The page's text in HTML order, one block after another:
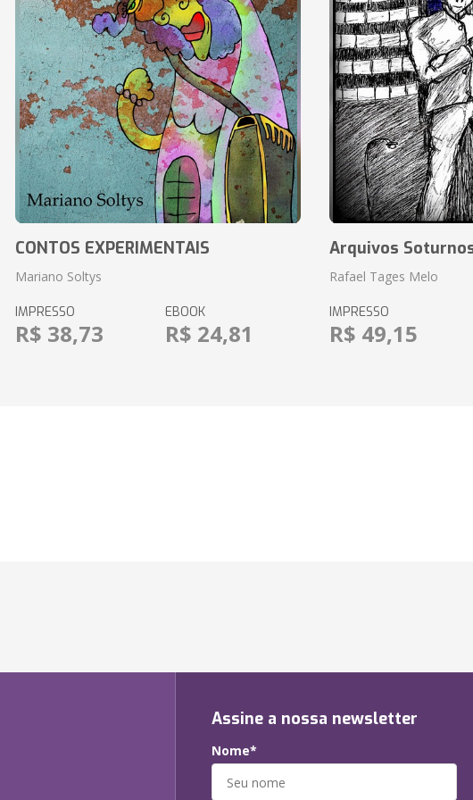
CONTOS EXPERIMENTAIS
Mariano Soltys
IMPRESSO
R$ 38,73
EBOOK
R$ 24,81
Arquivos
Rafael Tages Melo
IMPRESSO
R$ 49,15
Assine a nossa newsletter
Nome*